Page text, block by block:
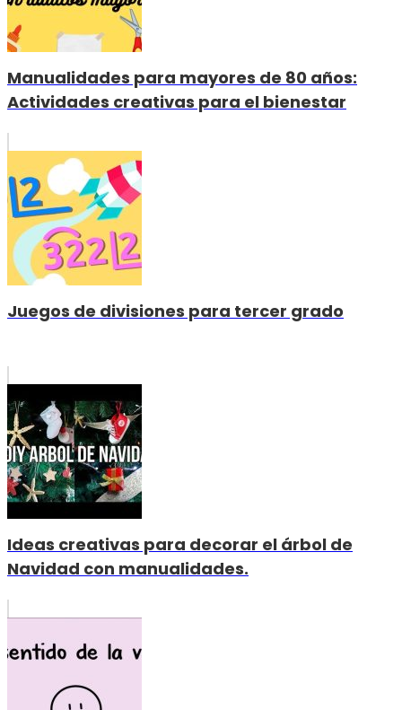
Manualidades para mayores de 80 años:
Actividades creativas para el bienestar
Juegos de divisiones para tercer grado
Ideas creativas para decorar el árbol de
Navidad con manualidades.